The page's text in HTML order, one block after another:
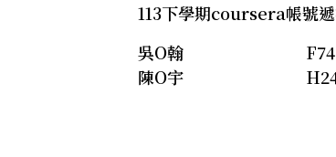
113下學期coursera帳號
吳O翰
陳O宇